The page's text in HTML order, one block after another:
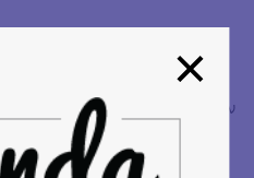
200 ταινίες! Επιλέχθηκαν
όπου το κοινό είχε την
ελεύθερα online για 15